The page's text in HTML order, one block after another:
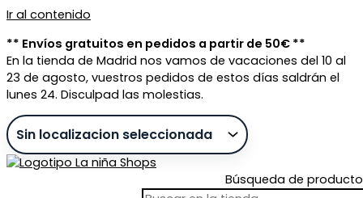
Ir al contenido
** Envíos gratuitos en pedidos a partir de 50€ **
En la tienda de Madrid nos vamos de vacaciones del 10 al
23 de agosto, vuestros pedidos de estos días saldrán el
lunes 24. Disculpad las molestias.
Búsqueda de